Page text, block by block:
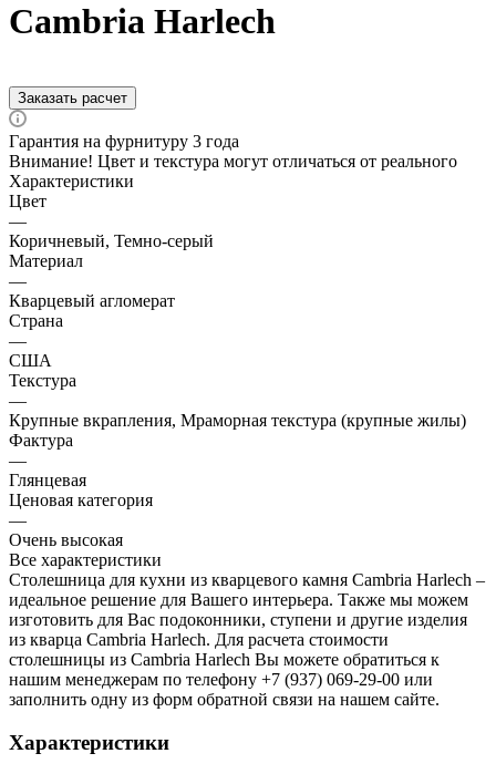
Cambria Harlech
Заказать расчет
Гарантия на фурнитуру 3 года
Внимание! Цвет и текстура могут отличаться от реального
Характеристики
Цвет
—
Коричневый, Темно-серый
Материал
—
Кварцевый агломерат
Страна
—
США
Текстура
—
Крупные вкрапления, Мраморная текстура (крупные жилы)
Фактура
—
Глянцевая
Ценовая категория
—
Очень высокая
Все характеристики
Столешница для кухни из кварцевого камня Cambria Harlech –
идеальное решение для Вашего интерьера. Также мы можем
изготовить для Вас подоконники, ступени и другие изделия
из кварца Cambria Harlech. Для расчета стоимости
столешницы из Cambria Harlech Вы можете обратиться к
нашим менеджерам по телефону +7 (937) 069-29-00 или
заполнить одну из форм обратной связи на нашем сайте.
Характеристики